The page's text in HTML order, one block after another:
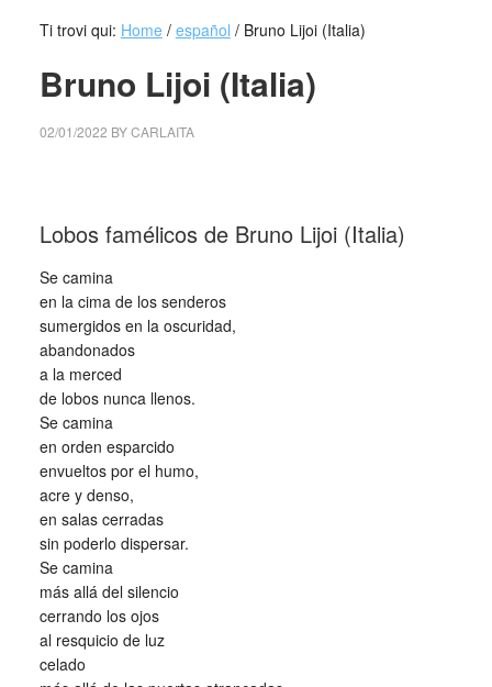
Ti trovi qui: Home / español /Bruno Lijoi (Italia)
Bruno Lijoi (Italia)
02/01/2022 BYCARLAITA
Lobos famélicos de Bruno Lijoi (Italia)
Se camina
en la cima de los senderos
sumergidos en la oscuridad,
abandonados
a la merced
de lobos nunca llenos.
Se camina
en orden esparcido
envueltos por el humo,
acre y denso,
en salas cerradas
sin poderlo dispersar.
Se camina
más allá del silencio
cerrando los ojos
al resquicio de luz
celado